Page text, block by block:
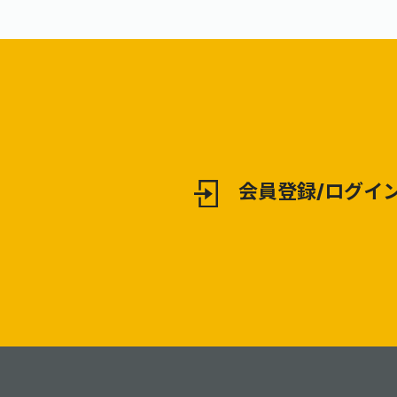
会員登録/ログイ